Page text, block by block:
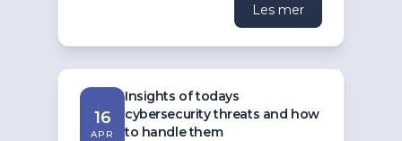
Les mer
16
APR
Insights of todays
cybersecurity threats and how
to handle them